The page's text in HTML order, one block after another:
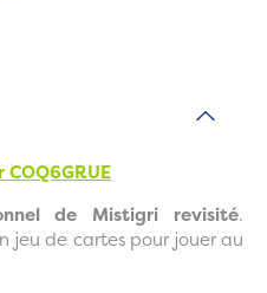
de Mistigri revisité.
jeu de cartes pour jouer au